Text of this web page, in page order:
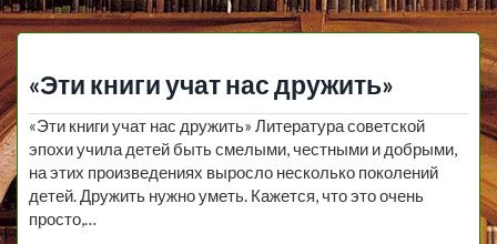
«Эти книги учат нас дружить»
«Эти книги учат нас дружить» Литература советской
эпохи учила детей быть смелыми, честными и добрыми,
на этих произведениях выросло несколько поколений
детей. Дружить нужно уметь. Кажется, что это очень
просто,…